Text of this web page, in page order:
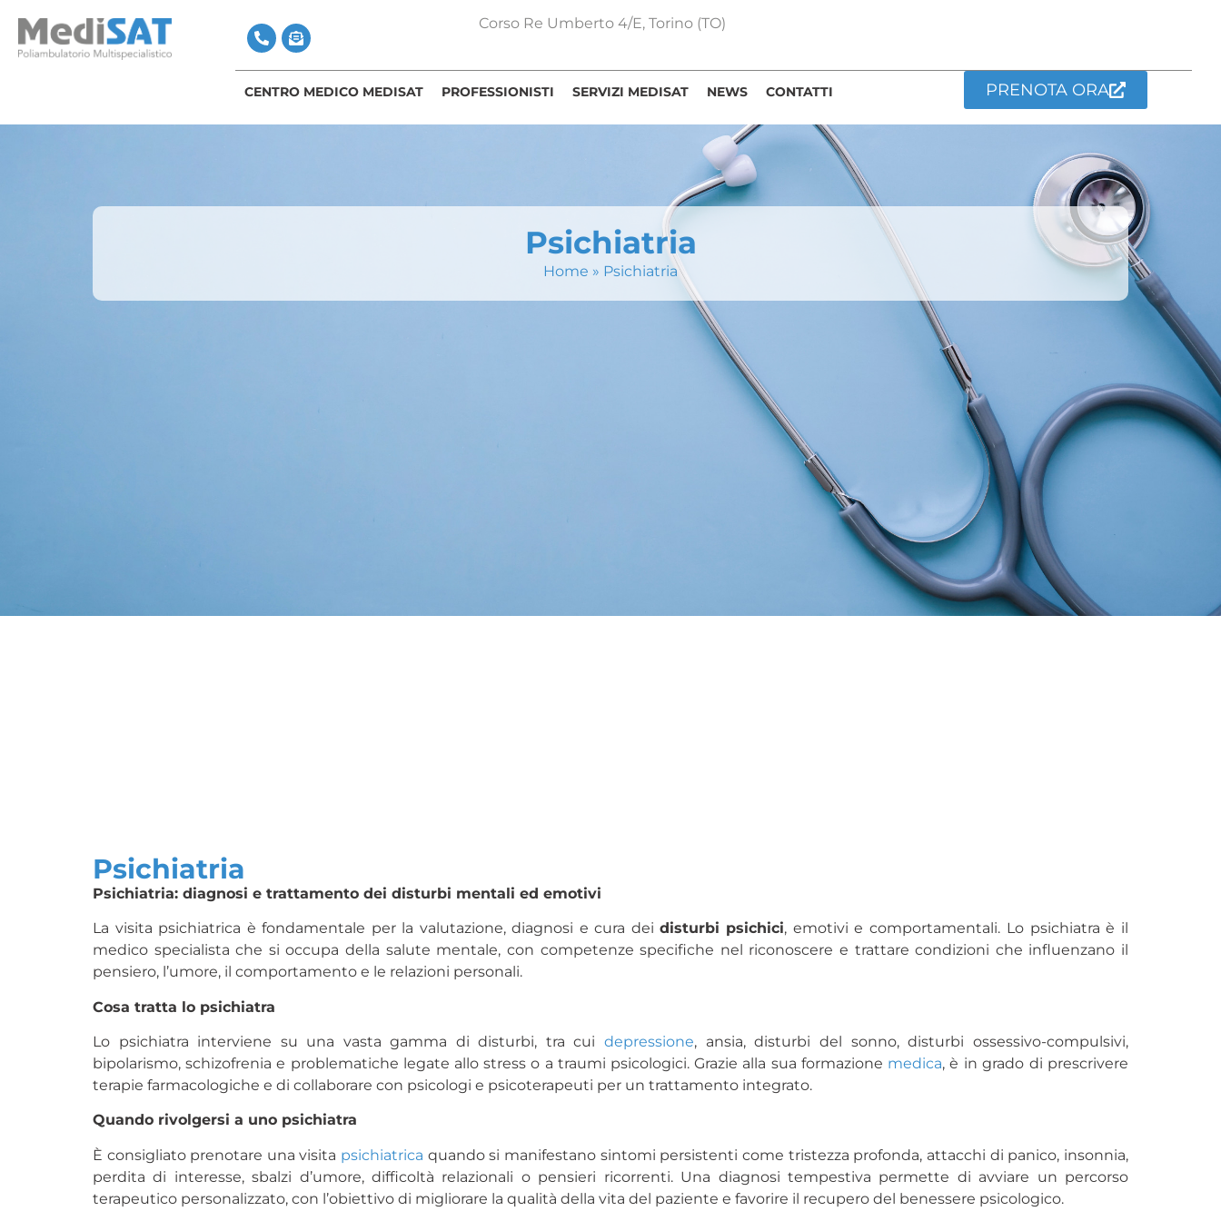
Corso Re Umberto 4/E, Torino (TO)
CENTRO MEDICO MEDISAT PROFESSIONISTI SERVIZI MEDISAT NEWS CONTATTI PRENOTA ORA
Psichiatria
Home » Psichiatria
Psichiatria
Psichiatria: diagnosi e trattamento dei disturbi mentali ed emotivi
La visita psichiatrica è fondamentale per la valutazione, diagnosi e cura dei disturbi psichici, emotivi e comportamentali. Lo psichiatra è il
medico specialista che si occupa della salute mentale, con competenze specifiche nel riconoscere e trattare condizioni che influenzano il
pensiero, l’umore, il comportamento e le relazioni personali.
Cosa tratta lo psichiatra
Lo psichiatra interviene su una vasta gamma di disturbi, tra cui depressione, ansia, disturbi del sonno, disturbi ossessivo-compulsivi,
bipolarismo, schizofrenia e problematiche legate allo stress o a traumi psicologici. Grazie alla sua formazione medica, è in grado di prescrivere
terapie farmacologiche e di collaborare con psicologi e psicoterapeuti per un trattamento integrato.
Quando rivolgersi a uno psichiatra
È consigliato prenotare una visita psichiatrica quando si manifestano sintomi persistenti come tristezza profonda, attacchi di panico, insonnia,
perdita di interesse, sbalzi d’umore, difficoltà relazionali o pensieri ricorrenti. Una diagnosi tempestiva permette di avviare un percorso
terapeutico personalizzato, con l’obiettivo di migliorare la qualità della vita del paziente e favorire il recupero del benessere psicologico.